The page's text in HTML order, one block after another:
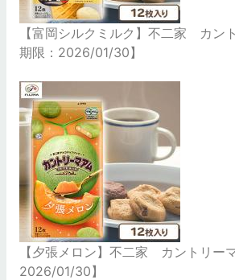
【富岡シルクミルク】不二家 カン
期限：2026/01/30】
【夕張メロン】不二家 カントリー
2026/01/30】